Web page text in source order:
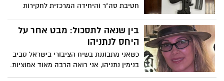
חטיבת סה"ר והיחידה המרכזית לחקירות
שני חשודים - נתפסו סמים, רובה תבור,
רימונים ותחמושת
בין שנאה לתסכול: מבט אחר על
היחס לנתניהו
כשאני מתבוננת בשיח הציבורי בישראל סביב
בנימין נתניהו, אני רואה הרבה מאוד אמוציות.
לא פעם זה מתואר כשנאה עמוקה — אבל